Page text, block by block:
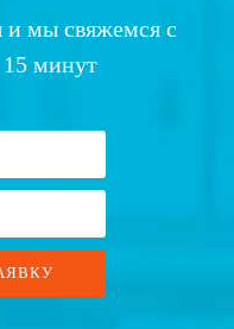
и мы свяжемся с
минут